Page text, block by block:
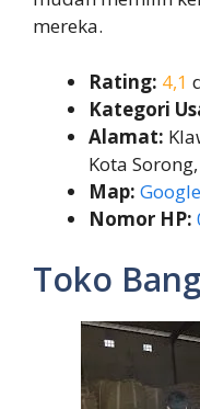
mereka.
Rating: 4,1
Kategori
Alamat:
Kota
Map:
Nomor HP:
Toko